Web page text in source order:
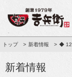
トップ 新着情報 ◆ 12
新着情報